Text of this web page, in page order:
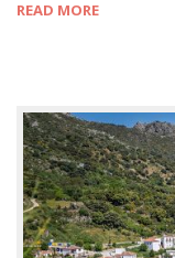
READ MORE